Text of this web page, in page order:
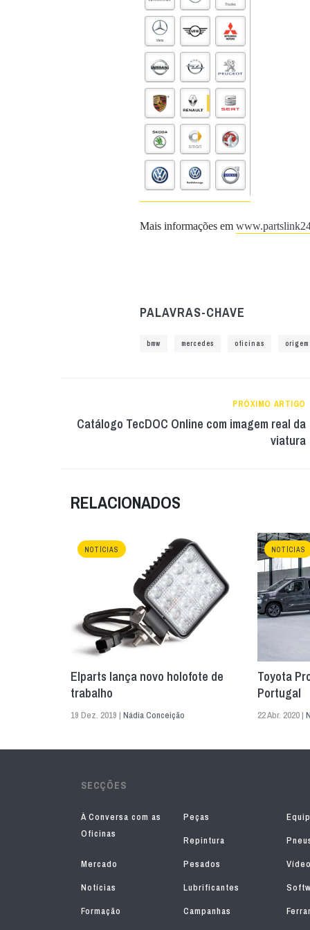
Mais informações em
PALAVRAS-CHAVE
bmw mercedes oficinas origem
PRÓXIMO ARTIGO
Catálogo TecDOC Online com imagem real da
viatura
RELACIONADOS
NOTÍCIAS
Elparts lança novo holofote de
trabalho
19 Dez. 2019 | Nádia Conceição
NOTÍCIAS
Toyota
Portugal
22 Abr. 2020 |
SECÇÕES
À Conversa com as
Oficinas
Peças
Repintura
Mercado
Pesados
Notícias
Lubrificantes
Formação
Campanhas